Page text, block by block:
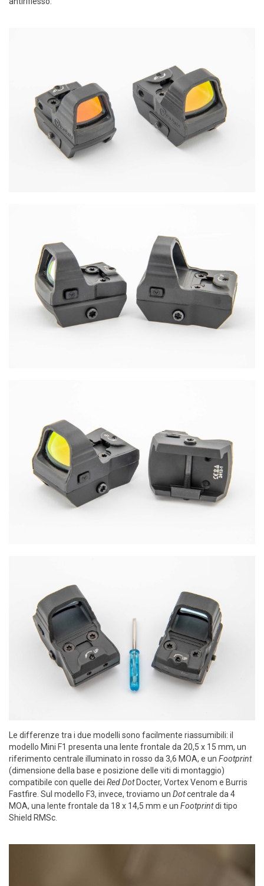
Le differenze tra i due modelli sono facilmente riassumibili: il
modello Mini F1 presenta una lente frontale da 20,5 x 15 mm, un
riferimento centrale illuminato in rosso da 3,6 MOA, e un Footprint
(dimensione della base e posizione delle viti di montaggio)
compatibile con quelle dei Red DotDocter, Vortex Venom e Burris
Fastfire. Sul modello F3, invece, troviamo un Dotcentrale da 4
MOA, una lente frontale da 18 x 14,5 mm e un Footprintdi tipo
Shield RMSc.